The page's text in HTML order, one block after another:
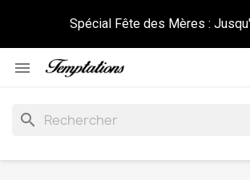
Spécial Fête des Mères :

search